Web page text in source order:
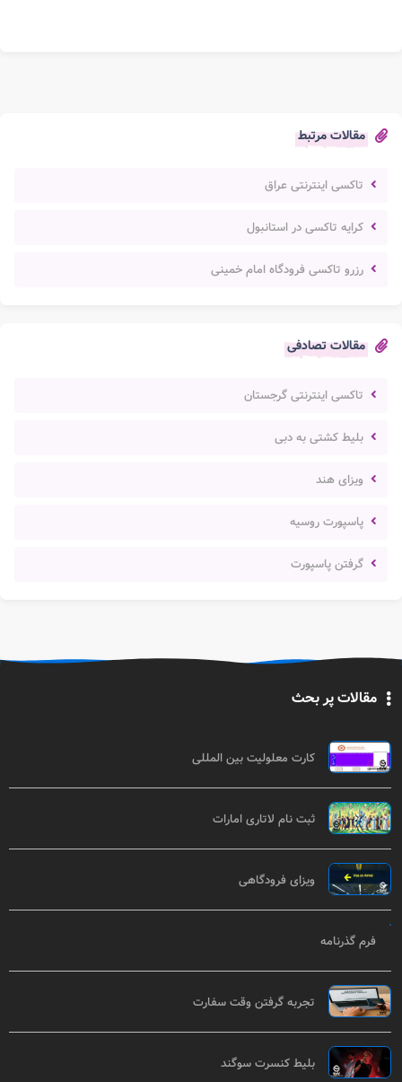
مقالات مرتبط
تاکسی اینترنتی عراق
کرایه تاکسی در استانبول
رزرو تاکسی فرودگاه امام خمینی
مقالات تصادفی
تاکسی اینترنتی گرجستان
بلیط کشتی به دبی
ویزای هند
پاسپورت روسیه
گرفتن پاسپورت
مقالات پر بحث
کارت معلولیت بین المللی
ثبت نام لاتاری امارات
ویزای فرودگاهی
فرم گذرنامه
تجربه گرفتن وقت سفارت
بلیط کنسرت سوگند